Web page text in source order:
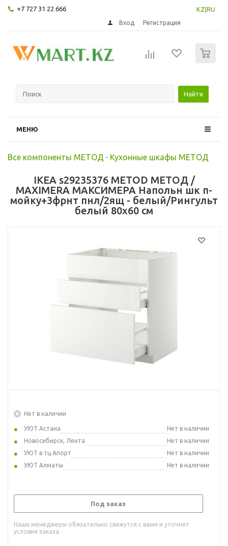
+7 727 31 22 666 KZ RU
Вход Регистрация
Найти
МЕНЮ
Все компоненты МЕТОД - Кухонные шкафы МЕТОД
IKEA s29235376 METOD МЕТОД /
MAXIMERA МАКСИМЕРА Напольн шк п-
мойку+3фрнт пнл/2ящ - белый/Рингульт
белый 80x60 см
Нет в наличии
УЮТ Астана
Нет в наличии
Новосибирск, Лента
Нет в наличии
УЮТ в тц Апорт
Нет в наличии
УЮТ Алматы
Нет в наличии
Под заказ
Наши менеджеры обязательно свяжутся с вами и уточнят
условия заказа